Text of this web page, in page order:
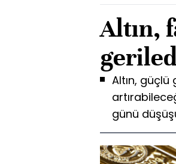
Altın,
Altın, güçlü
günü